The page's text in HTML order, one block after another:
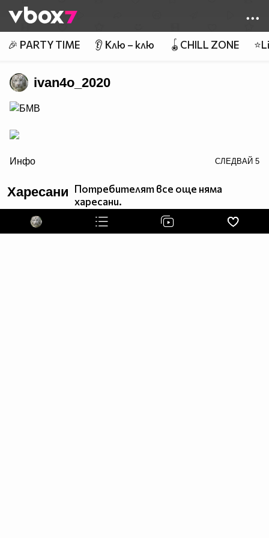
👾
🎉 PARTY TIME 👂 Клю – клю 🪀CHILL ZONE
ivan4o_2020
Counters">
Инфо СЛЕДВАЙ 5
Харесани Потребителят все още няма
харесани.